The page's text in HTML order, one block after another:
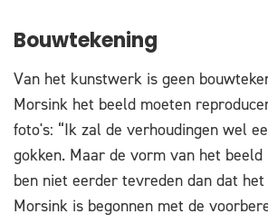
Bouwtekening
Van het kunstwerk is geen
Morsink het beeld moeten
foto's: “Ik zal de verhoudingen wel
gokken. Maar de vorm van het
ben niet eerder tevreden dan dat
Morsink is begonnen met de